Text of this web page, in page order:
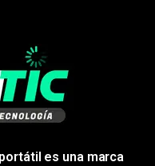
es una marca